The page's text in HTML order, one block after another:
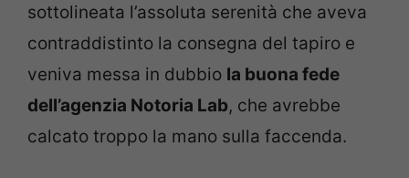
sottolineata l’assoluta serenità che aveva
contraddistinto la consegna del tapiro e
veniva messa in dubbio la buona fede
dell’agenzia Notoria Lab, che avrebbe
calcato troppo la mano sulla faccenda.